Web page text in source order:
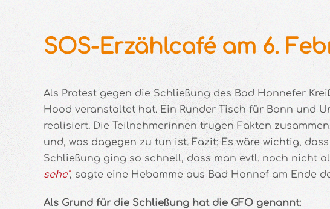
SOS-Erzählcafé am 6.
Als Protest gegen die Schließung des Bad Honnefer
Hood veranstaltet hat. Ein Runder Tisch für Bonn und
realisiert. Die Teilnehmerinnen trugen Fakten
und, was dagegen zu tun ist. Fazit: Es wäre wichtig,
Schließung ging so schnell, dass man evtl. noch nicht
sehe", sagte eine Hebamme aus Bad Honnef am Ende
Als Grund für die Schließung hat die GFO genannt: